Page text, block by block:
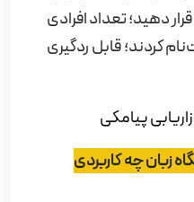
دهید؛ تعداد افرادی
کردند؛ قابل ردگیری
زبان چه کاربردی